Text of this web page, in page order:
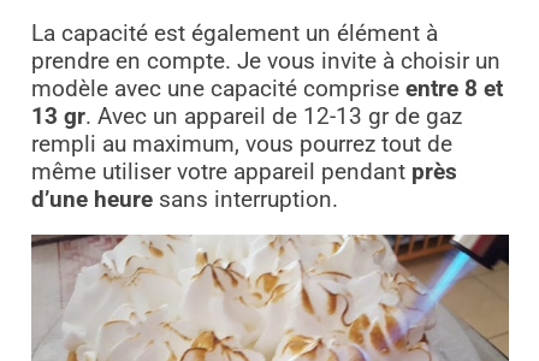
La capacité est également un élément à
prendre en compte. Je vous invite à choisir un
modèle avec une capacité comprise entre 8 et
13 gr. Avec un appareil de 12-13 gr de gaz
rempli au maximum, vous pourrez tout de
même utiliser votre appareil pendant près
d’une heuresans interruption.